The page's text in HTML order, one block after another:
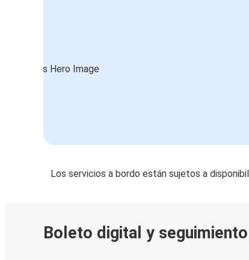
Los servicios a bordo están sujetos a
Boleto digital y